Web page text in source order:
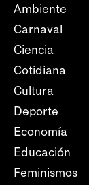
Ambiente
Carnaval
Ciencia
Cotidiana
Cultura
Deporte
Economía
Educación
Feminismos